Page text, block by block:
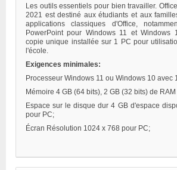
Les outils essentiels pour bien travailler.
2021 est destiné aux étudiants et aux
applications classiques d'Office,
PowerPoint pour Windows 11 et Windows
copie unique installée sur 1 PC pour
l'école.
Exigences minimales:
Processeur Windows 11 ou Windows 10 avec
Mémoire 4 GB (64 bits), 2 GB (32 bits) de
Espace sur le disque dur 4 GB d'espace
pour PC;
Écran Résolution 1024 x 768 pour PC;